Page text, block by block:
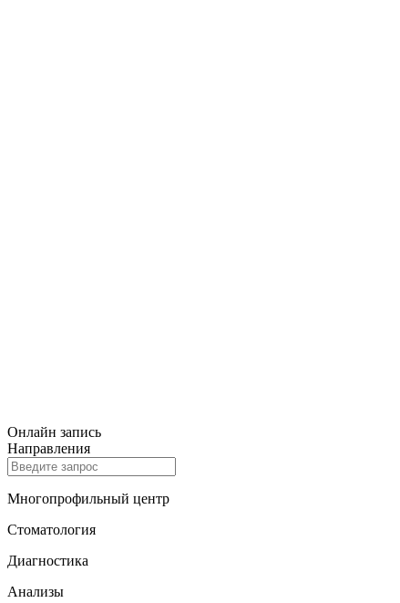
Онлайн запись
Направления
Многопрофильный центр
Стоматология
Диагностика
Анализы